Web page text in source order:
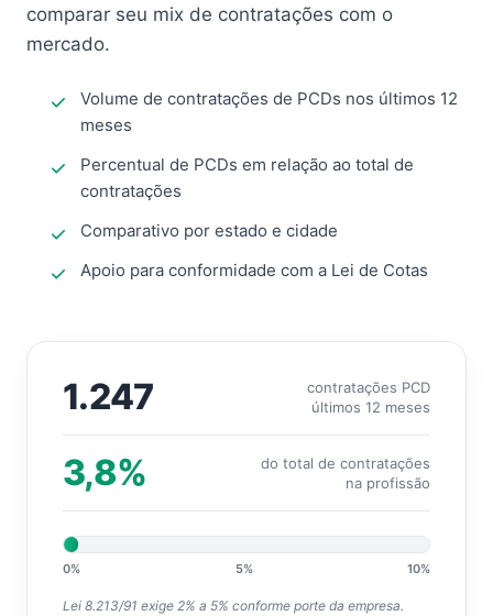
comparar seu mix de contratações com o
mercado.
Volume de contratações de PCDs nos últimos 12
meses
Percentual de PCDs em relação ao total de
contratações
Comparativo por estado e cidade
Apoio para conformidade com a Lei de Cotas
1.247
contratações PCD
últimos 12 meses
3,8%
do total de contratações
na profissão
0% 5% 10%
Lei 8.213/91 exige 2% a 5% conforme porte da empresa.